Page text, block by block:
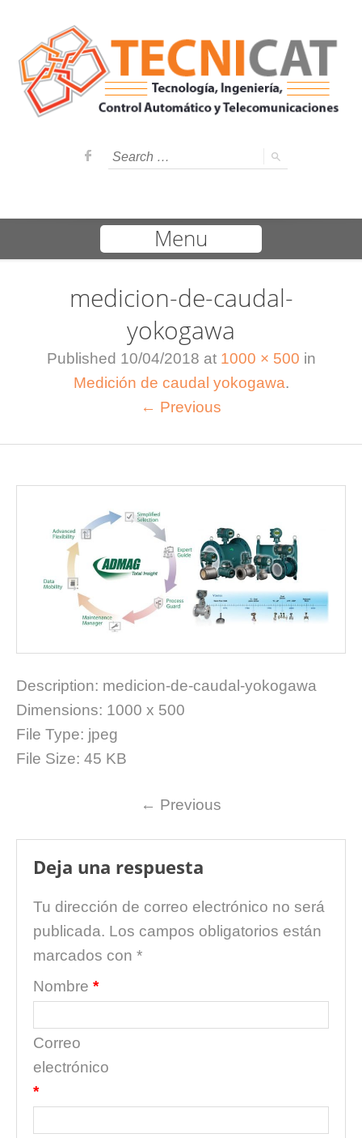
Menu
medicion-de-caudal-
yokogawa
Published 10/04/2018 at 1000 × 500 in
Medición de caudal yokogawa.
← Previous
Description: medicion-de-caudal-yokogawa
Dimensions: 1000 x 500
File Type: jpeg
File Size: 45 KB
← Previous
Deja una respuesta
Tu dirección de correo electrónico no será
publicada. Los campos obligatorios están
marcados con *
Nombre *
Correo
electrónico
*